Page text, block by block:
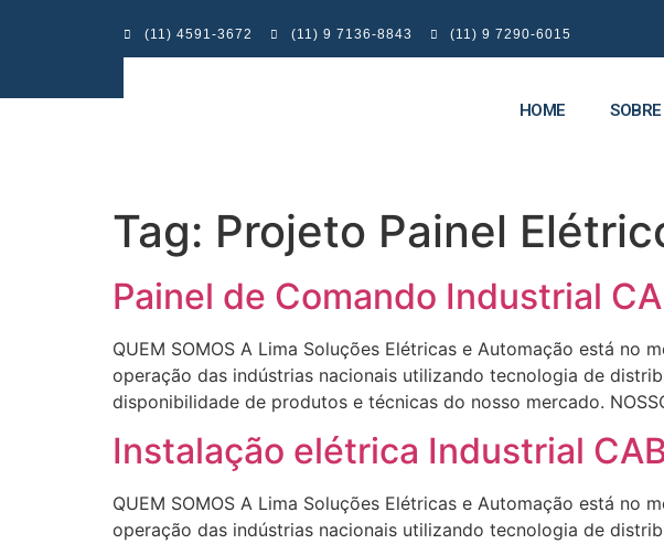
(11) 4591-3672 (11) 9 7136-8843 (11) 9 7290-6015
HOME
Tag: Projeto Painel
Painel de Comando Industrial
QUEM SOMOS A Lima Soluções Elétricas e Automação está
operação das indústrias nacionais utilizando tecnologia de
disponibilidade de produtos e técnicas do nosso mercado.
Instalação elétrica Industrial
QUEM SOMOS A Lima Soluções Elétricas e Automação está
operação das indústrias nacionais utilizando tecnologia de